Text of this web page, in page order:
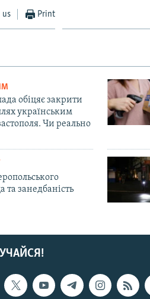
us Print
обіцяє закрити
українським
Чи реально
та занедбаність